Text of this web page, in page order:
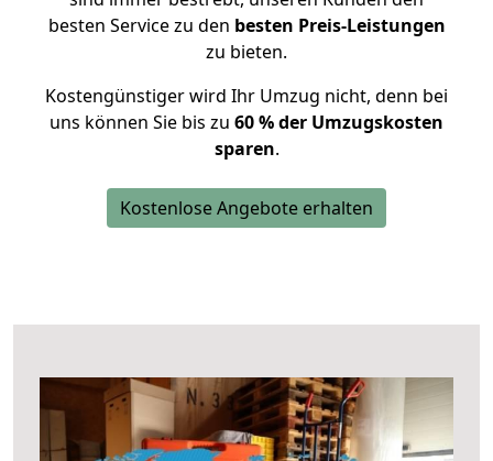
besten Service zu den besten Preis-Leistungen
zu bieten.
Kostengünstiger wird Ihr Umzug nicht, denn bei
uns können Sie bis zu 60 % der Umzugskosten
sparen.
Kostenlose Angebote erhalten